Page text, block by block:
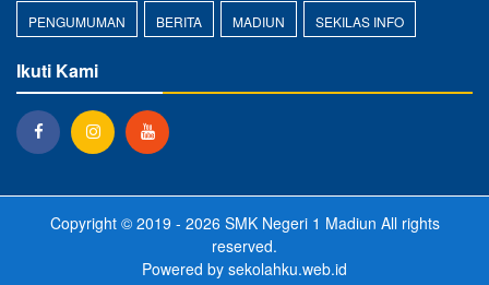
PENGUMUMAN BERITA MADIUN SEKILAS INFO
Ikuti Kami
Copyright © 2019 - 2026 SMK Negeri 1 Madiun All rights
reserved.
Powered by sekolahku.web.id